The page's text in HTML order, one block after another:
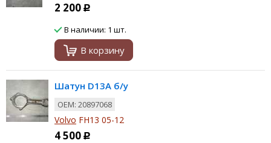
2 200 Р
В наличии: 1 шт.
В корзину
Шатун D13A б/у
ОЕМ: 20897068
Volvo FH13 05-12
4 500 Р